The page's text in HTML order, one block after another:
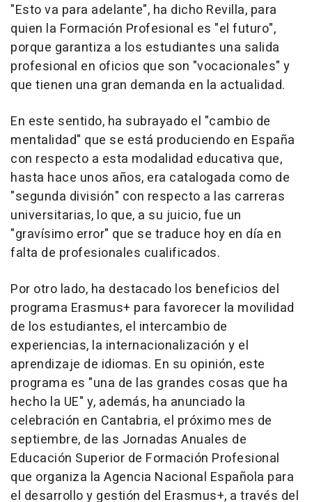
"Esto va para adelante", ha dicho Revilla, para
quien la Formación Profesional es "el futuro",
porque garantiza a los estudiantes una salida
profesional en oficios que son "vocacionales" y
que tienen una gran demanda en la actualidad.
En este sentido, ha subrayado el "cambio de
mentalidad" que se está produciendo en España
con respecto a esta modalidad educativa que,
hasta hace unos años, era catalogada como de
"segunda división" con respecto a las carreras
universitarias, lo que, a su juicio, fue un
"gravísimo error" que se traduce hoy en día en
falta de profesionales cualificados.
Por otro lado, ha destacado los beneficios del
programa Erasmus+ para favorecer la movilidad
de los estudiantes, el intercambio de
experiencias, la internacionalización y el
aprendizaje de idiomas. En su opinión, este
programa es "una de las grandes cosas que ha
hecho la UE" y, además, ha anunciado la
celebración en Cantabria, el próximo mes de
septiembre, de las Jornadas Anuales de
Educación Superior de Formación Profesional
que organiza la Agencia Nacional Española para
el desarrollo y gestión del Erasmus+, a través del